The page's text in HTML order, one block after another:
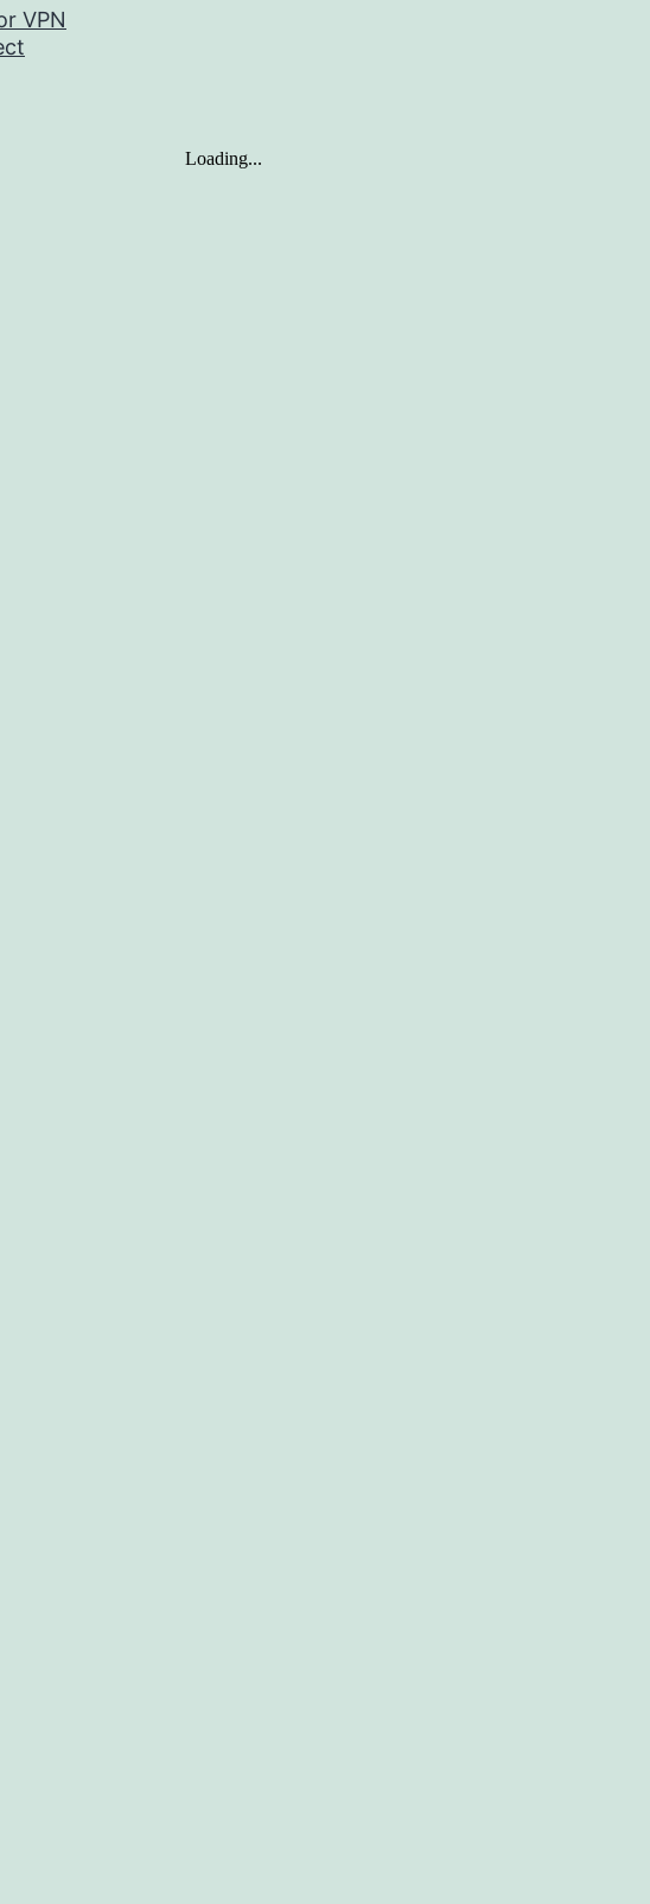
VPN